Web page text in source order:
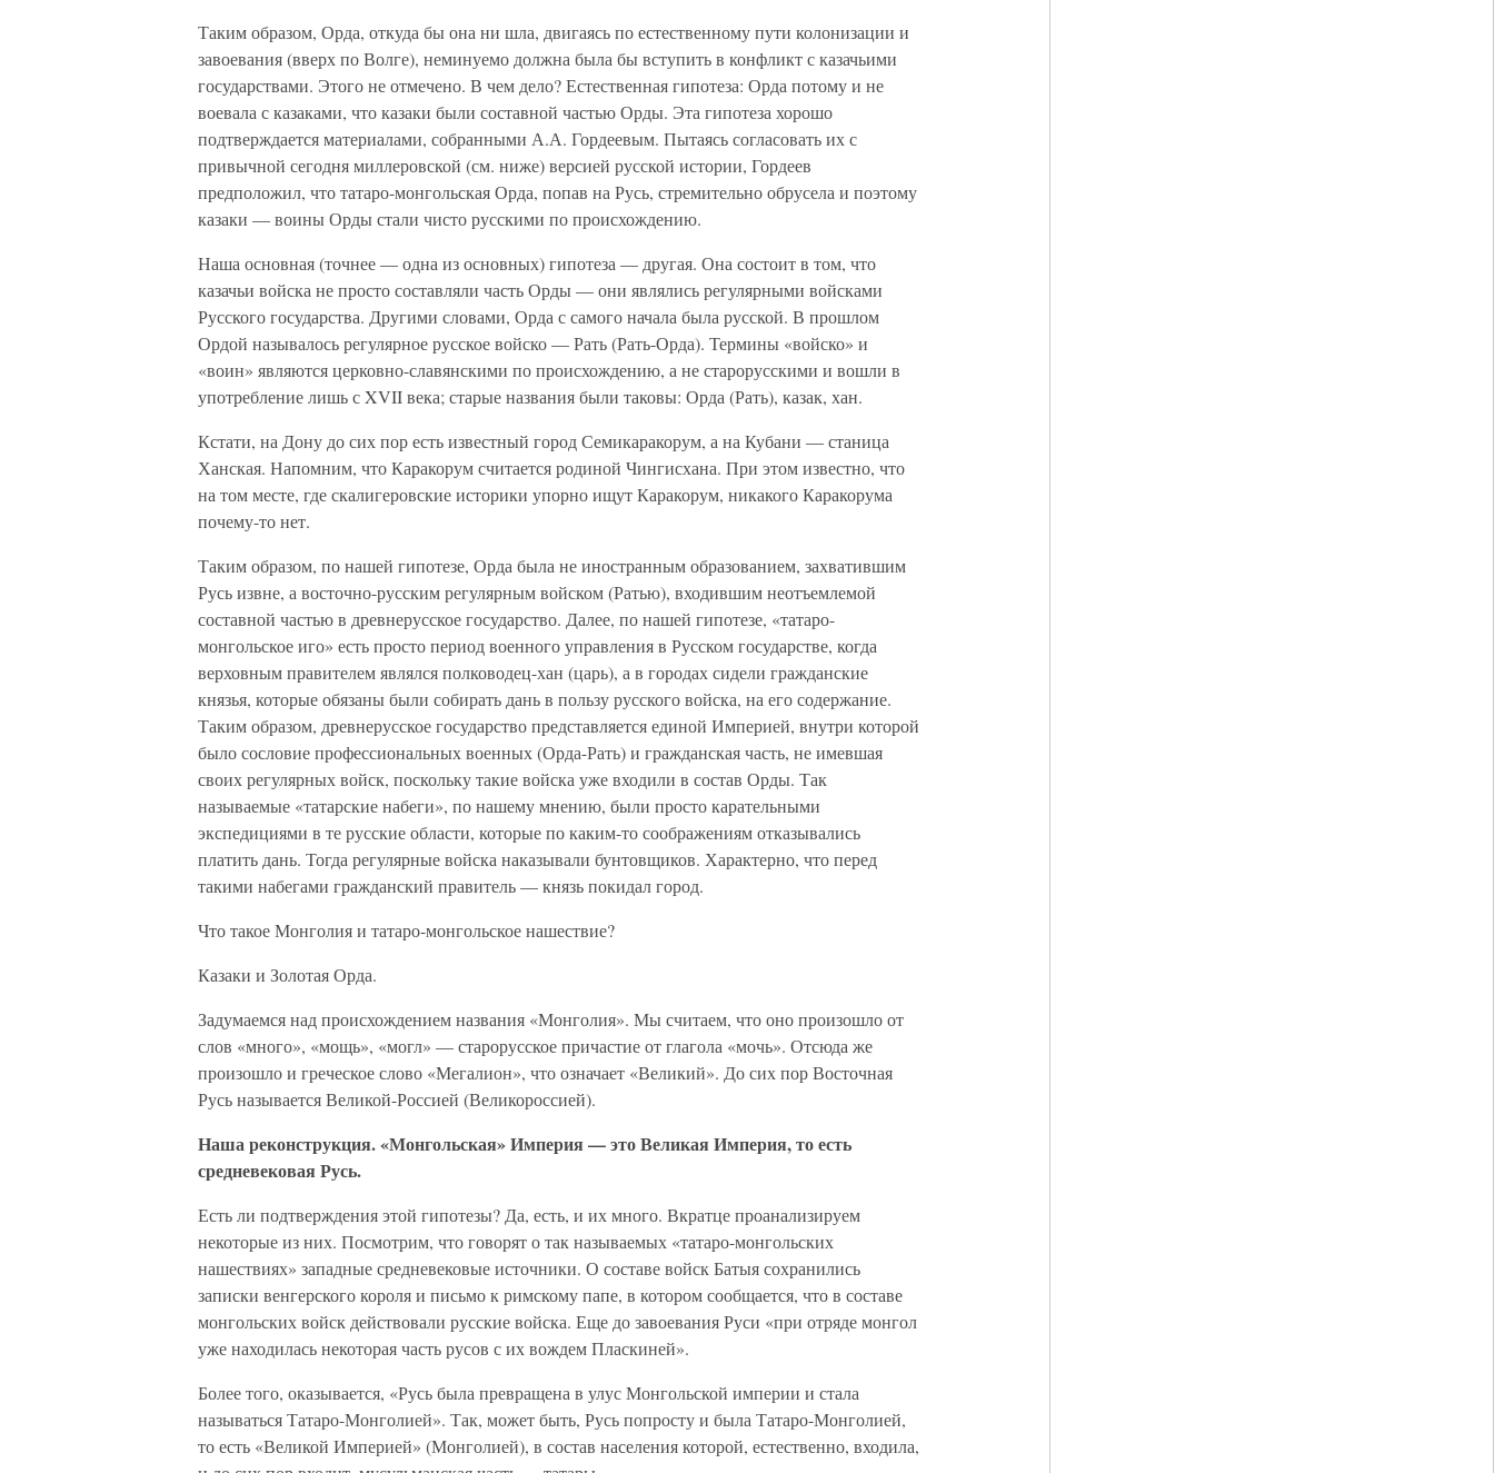
Таким образом, Орда, откуда бы она ни шла, двигаясь по естественному пути колонизации и
завоевания (вверх по Волге), неминуемо должна была бы вступить в конфликт с казачьими
государствами. Этого не отмечено. В чем дело? Естественная гипотеза: Орда потому и не
воевала с казаками, что казаки были составной частью Орды. Эта гипотеза хорошо
подтверждается материалами, собранными А.А. Гордеевым. Пытаясь согласовать их с
привычной сегодня миллеровской (см. ниже) версией русской истории, Гордеев
предположил, что татаро-монгольская Орда, попав на Русь, стремительно обрусела и поэтому
казаки — воины Орды стали чисто русскими по происхождению.
Наша основная (точнее — одна из основных) гипотеза — другая. Она состоит в том, что
казачьи войска не просто составляли часть Орды — они являлись регулярными войсками
Русского государства. Другими словами, Орда с самого начала была русской. В прошлом
Ордой называлось регулярное русское войско — Рать (Рать-Орда). Термины «войско» и
«воин» являются церковно-славянскими по происхождению, а не старорусскими и вошли в
употребление лишь с XVII века; старые названия были таковы: Орда (Рать), казак, хан.
Кстати, на Дону до сих пор есть известный город Семикаракорум, а на Кубани — станица
Ханская. Напомним, что Каракорум считается родиной Чингисхана. При этом известно, что
на том месте, где скалигеровские историки упорно ищут Каракорум, никакого Каракорума
почему-то нет.
Таким образом, по нашей гипотезе, Орда была не иностранным образованием, захватившим
Русь извне, а восточно-русским регулярным войском (Ратью), входившим неотъемлемой
составной частью в древнерусское государство. Далее, по нашей гипотезе, «татаро-
монгольское иго» есть просто период военного управления в Русском государстве, когда
верховным правителем являлся полководец-хан (царь), а в городах сидели гражданские
князья, которые обязаны были собирать дань в пользу русского войска, на его содержание.
Таким образом, древнерусское государство представляется единой Империей, внутри которой
было сословие профессиональных военных (Орда-Рать) и гражданская часть, не имевшая
своих регулярных войск, поскольку такие войска уже входили в состав Орды. Так
называемые «татарские набеги», по нашему мнению, были просто карательными
экспедициями в те русские области, которые по каким-то соображениям отказывались
платить дань. Тогда регулярные войска наказывали бунтовщиков. Характерно, что перед
такими набегами гражданский правитель — князь покидал город.
Что такое Монголия и татаро-монгольское нашествие?
Казаки и Золотая Орда.
Задумаемся над происхождением названия «Монголия». Мы считаем, что оно произошло от
слов «много», «мощь», «могл» — старорусское причастие от глагола «мочь». Отсюда же
произошло и греческое слово «Мегалион», что означает «Великий». До сих пор Восточная
Русь называется Великой-Россией (Великороссией).
Наша реконструкция. «Монгольская» Империя — это Великая Империя, то есть
средневековая Русь.
Есть ли подтверждения этой гипотезы? Да, есть, и их много. Вкратце проанализируем
некоторые из них. Посмотрим, что говорят о так называемых «татаро-монгольских
нашествиях» западные средневековые источники. О составе войск Батыя сохранились
записки венгерского короля и письмо к римскому папе, в котором сообщается, что в составе
монгольских войск действовали русские войска. Еще до завоевания Руси «при отряде монгол
уже находилась некоторая часть русов с их вождем Пласкиней».
Более того, оказывается, «Русь была превращена в улус Монгольской империи и стала
называться Татаро-Монголией». Так, может быть, Русь попросту и была Татаро-Монголией,
то есть «Великой Империей» (Монголией), в состав населения которой, естественно, входила,